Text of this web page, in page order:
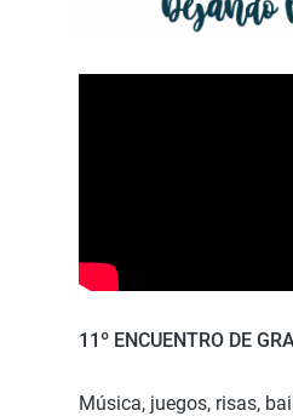
11º ENCUENTRO DE
Música, juegos, risas,